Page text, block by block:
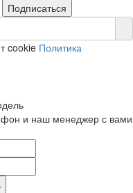
cookie Политика
и наш менеджер с вами